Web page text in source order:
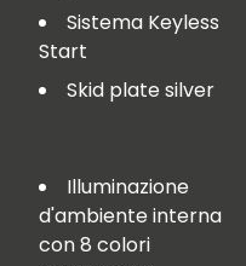
Sistema Keyless
Start
Skid plate silver
Illuminazione
d'ambiente interna
con 8 colori